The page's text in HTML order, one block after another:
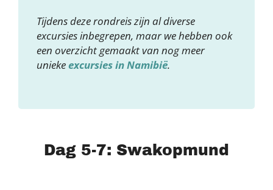
Tijdens deze rondreis zijn al diverse
excursies inbegrepen, maar we hebben ook
een overzicht gemaakt van nog meer
uniekeexcursies in Namibië.
Dag 5-7: Swakopmund